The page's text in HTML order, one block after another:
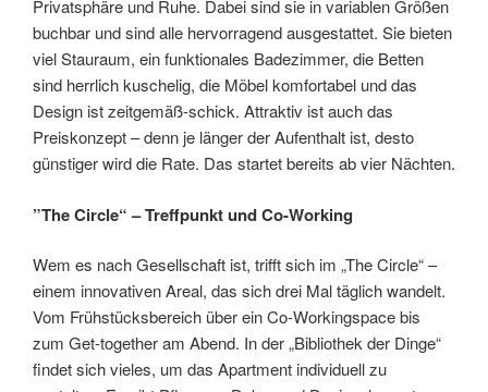
Privatsphäre und Ruhe. Dabei sind sie in variablen Größen
buchbar und sind alle hervorragend ausgestattet. Sie bieten
viel Stauraum, ein funktionales Badezimmer, die Betten
sind herrlich kuschelig, die Möbel komfortabel und das
Design ist zeitgemäß-schick. Attraktiv ist auch das
Preiskonzept – denn je länger der Aufenthalt ist, desto
günstiger wird die Rate. Das startet bereits ab vier Nächten.
”The Circle“ – Treffpunkt und Co-Working
Wem es nach Gesellschaft ist, trifft sich im „The Circle“ –
einem innovativen Areal, das sich drei Mal täglich wandelt.
Vom Frühstücksbereich über ein Co-Workingspace bis
zum Get-together am Abend. In der „Bibliothek der Dinge“
findet sich vieles, um das Apartment individuell zu